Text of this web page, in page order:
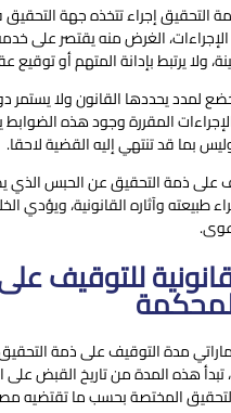
التحقيق إجراء تتخذه جهة التحقيق
الغرض منه يقتصر على
ولا يرتبط بإدانة المتهم أو توقيع
لمدد يحددها القانون ولا
المقررة وجود هذه
بما قد تنتهي إليه القضية لاحقا.
على ذمة التحقيق عن الحبس الذي
طبيعته وآثاره القانونية، ويؤدي
للتوقيف
مدة التوقيف على ذمة
هذه المدة من تاريخ القبض على
المختصة بحسب ما تقتضيه